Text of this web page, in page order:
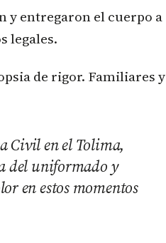
y entregaron el cuerpo a
legales.
de rigor. Familiares y
Civil en el Tolima,
del uniformado y
en estos momentos